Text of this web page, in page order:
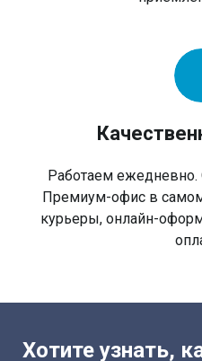
Работаем
Премиум-офис в самом
курьеры, онлайн-
Хотите узнать,